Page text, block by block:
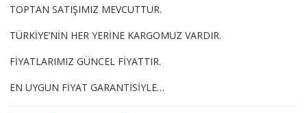
TOPTAN SATIŞIMIZ MEVCUTTUR.
TÜRKİYE’NİN HER YERİNE KARGOMUZ VARDIR.
FİYATLARIMIZ GÜNCEL FİYATTIR.
EN UYGUN FİYAT GARANTİSİYLE…